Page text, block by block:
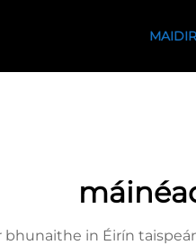
bhunaithe in Éirín